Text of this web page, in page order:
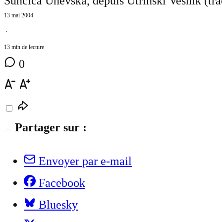
13 mai 2004
⋅
13 min de lecture
0
Partager sur :
Envoyer par e-mail
Facebook
Bluesky